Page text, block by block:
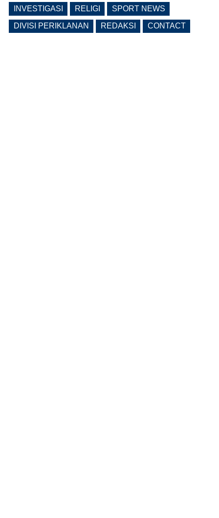
INVESTIGASI RELIGI SPORT NEWS
DIVISI PERIKLANAN REDAKSI CONTACT